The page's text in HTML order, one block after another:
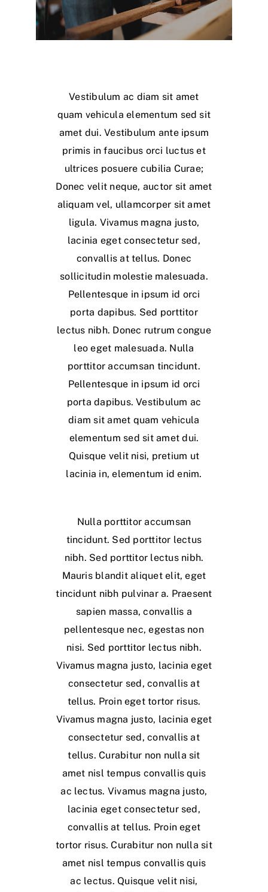
Vestibulum ac diam sit amet
quam vehicula elementum sed sit
amet dui. Vestibulum ante ipsum
primis in faucibus orci luctus et
ultrices posuere cubilia Curae;
Donec velit neque, auctor sit amet
aliquam vel, ullamcorper sit amet
ligula. Vivamus magna justo,
lacinia eget consectetur sed,
convallis at tellus. Donec
sollicitudin molestie malesuada.
Pellentesque in ipsum id orci
porta dapibus. Sed porttitor
lectus nibh. Donec rutrum congue
leo eget malesuada. Nulla
porttitor accumsan tincidunt.
Pellentesque in ipsum id orci
porta dapibus. Vestibulum ac
diam sit amet quam vehicula
elementum sed sit amet dui.
Quisque velit nisi, pretium ut
lacinia in, elementum id enim.
Nulla porttitor accumsan
tincidunt. Sed porttitor lectus
nibh. Sed porttitor lectus nibh.
Mauris blandit aliquet elit, eget
tincidunt nibh pulvinar a. Praesent
sapien massa, convallis a
pellentesque nec, egestas non
nisi. Sed porttitor lectus nibh.
Vivamus magna justo, lacinia eget
consectetur sed, convallis at
tellus. Proin eget tortor risus.
Vivamus magna justo, lacinia eget
consectetur sed, convallis at
tellus. Curabitur non nulla sit
amet nisl tempus convallis quis
ac lectus. Vivamus magna justo,
lacinia eget consectetur sed,
convallis at tellus. Proin eget
tortor risus. Curabitur non nulla sit
amet nisl tempus convallis quis
ac lectus. Quisque velit nisi,